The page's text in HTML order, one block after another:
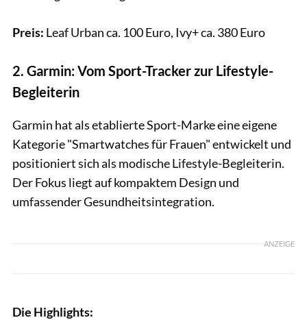
Preis: Leaf Urban ca. 100 Euro, Ivy+ ca. 380 Euro
2. Garmin: Vom Sport-Tracker zur Lifestyle-
Begleiterin
Garmin hat als etablierte Sport-Marke eine eigene
Kategorie "Smartwatches für Frauen" entwickelt und
positioniert sich als modische Lifestyle-Begleiterin.
Der Fokus liegt auf kompaktem Design und
umfassender Gesundheitsintegration.
ANZEIGE
Die Highlights: